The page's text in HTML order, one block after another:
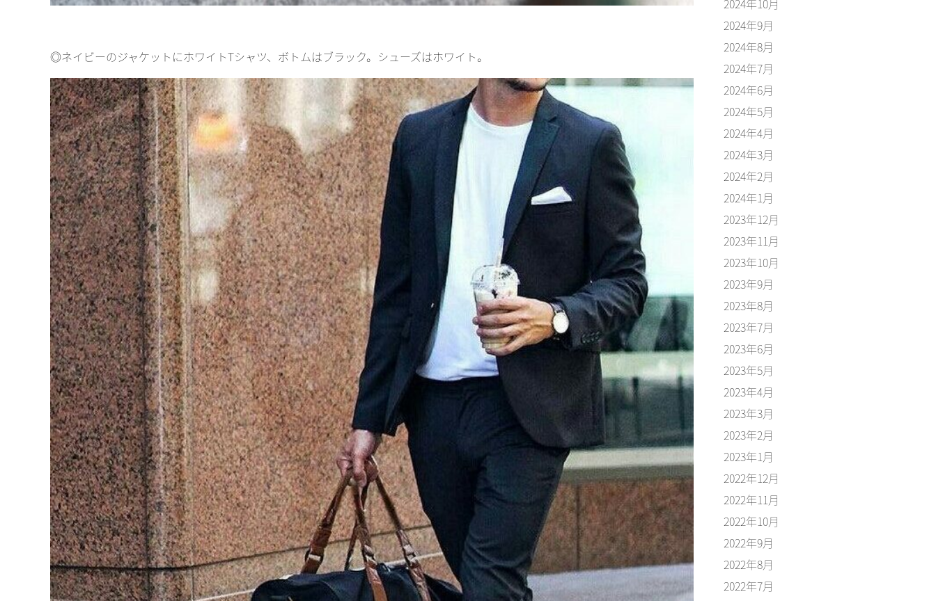
◎ネイビーのジャケットにホワイトTシャツ、ボトムはブラック。シューズはホワイト。
2024年10月
2024年9月
2024年8月
2024年7月
2024年6月
2024年5月
2024年4月
2024年3月
2024年2月
2024年1月
2023年12月
2023年11月
2023年10月
2023年9月
2023年8月
2023年7月
2023年6月
2023年5月
2023年4月
2023年3月
2023年2月
2023年1月
2022年12月
2022年11月
2022年10月
2022年9月
2022年8月
2022年7月